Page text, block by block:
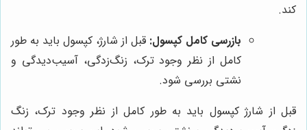
کند.
بازرسی کامل کپسول: قبل از شارژ، کپسول باید به طور
کامل از نظر وجود ترک، زنگ‌زدگی، آسیب‌دیدگی و
نشتی بررسی شود.
قبل از شارژ کپسول باید به طور کامل از نظر وجود ترک، زنگ